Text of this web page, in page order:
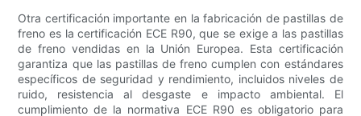
Otra certificación importante en la fabricación de pastillas de
freno es la certificación ECE R90, que se exige a las pastillas
de freno vendidas en la Unión Europea. Esta certificación
garantiza que las pastillas de freno cumplen con estándares
específicos de seguridad y rendimiento, incluidos niveles de
ruido, resistencia al desgaste e impacto ambiental. El
cumplimiento de la normativa ECE R90 es obligatorio para